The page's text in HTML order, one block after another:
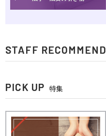
STAFF RECOMMEND
PICK UP 特集